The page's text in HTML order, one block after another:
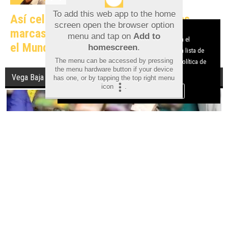
Así celebraron en redes sociales las
marcas alicantinas el triunfo de España en
el Mundial
Vega Baja
To add this web app to the home
screen open the browser option
menu and tap on Add to
homescreen.
The menu can be accessed by pressing
the menu hardware button if your device
has one, or by tapping the top right menu
icon
.
Aviso sobre el Uso de cookies:
Utilizamos cookies nuestras y de terceros para el
funcionamiento del digital. Puedes consultar la lista de
cookies y como desconectarlas. Ver nuestra Política de
Privacidad y Cookies
Aceptar Cookies